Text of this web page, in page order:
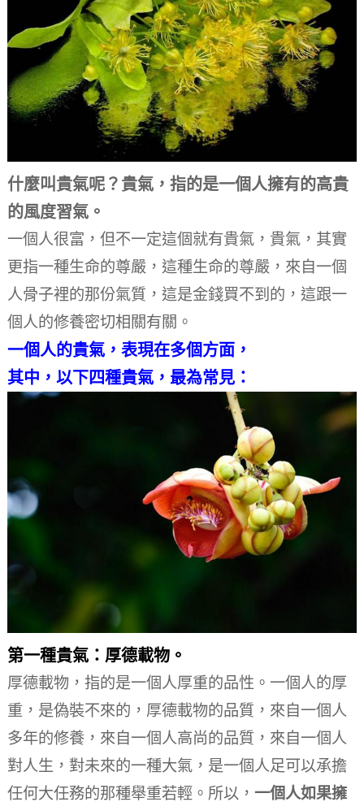
什麼叫貴氣呢？ 貴氣，指的是一個人擁有的高貴
的風度習氣。
一個人很富，但不一定這個就有貴氣，貴氣，其實
更指一種生命的尊嚴，這種生命的尊嚴，來自一個
人骨子裡的那份氣質，這是金錢買不到的，這跟一
個人的修養密切相關有關。
一個人的貴氣，表現在多個方面，
其中，以下四種貴氣，最為常見：
第一種貴氣：厚德載物。
厚德載物，指的是一個人厚重的品性。 一個人的厚
重，是偽裝不來的，厚德載物的品質，來自一個人
多年的修養，來自一個人高尚的品質，來自一個人
對人生，對未來的一種大氣，是一個人足可以承擔
任何大任務的那種舉重若輕。 所以， 一個人如果擁